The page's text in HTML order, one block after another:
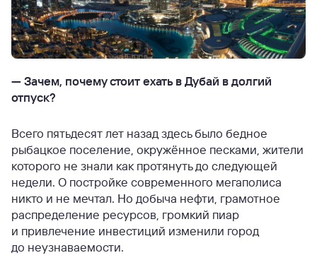
— Зачем, почему стоит ехать в Дубай в долгий
отпуск?
Всего пятьдесят лет назад здесь было бедное
рыбацкое поселение, окружённое песками, жители
которого не знали как протянуть до следующей
недели. О постройке современного мегаполиса
никто и не мечтал. Но добыча нефти, грамотное
распределение ресурсов, громкий пиар
и привлечение инвестиций изменили город
до неузнаваемости.